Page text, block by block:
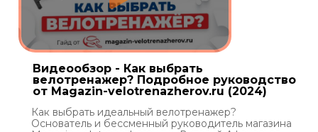
Видеообзор - Как выбрать
велотренажер? Подробное руководство
от Magazin-velotrenazherov.ru (2024)
Как выбрать идеальный велотренажер?
Основатель и бессменный руководитель магазина